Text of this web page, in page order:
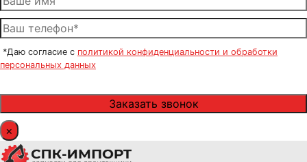
*Даю согласие с политикой конфиденциальности и обработки
персональных данных
×